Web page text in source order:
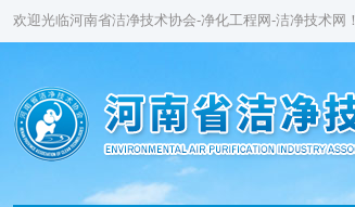
欢迎光临河南省洁净技术协会-净化工程网-洁净技术网！